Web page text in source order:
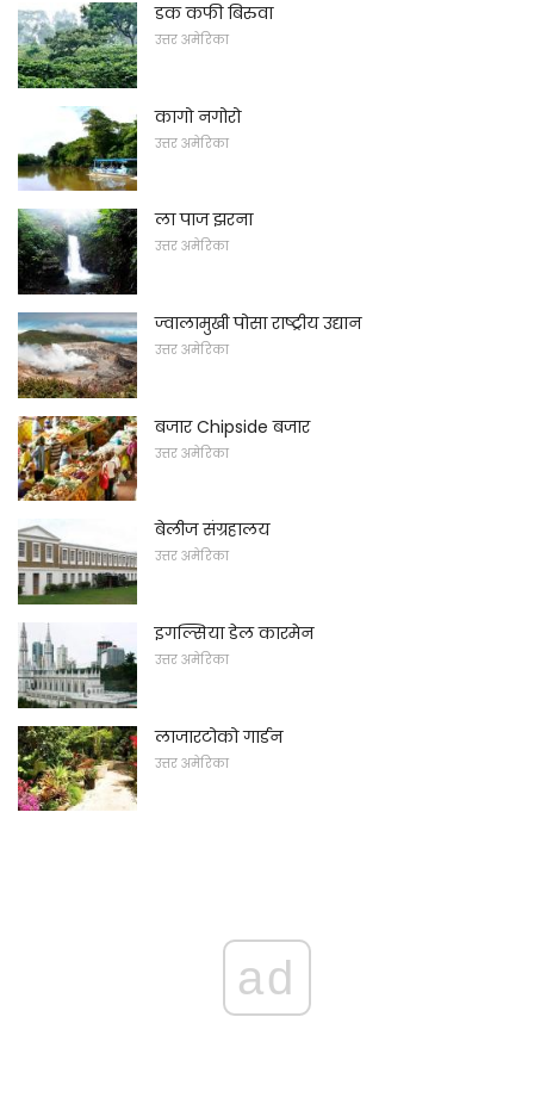
डक कफी बिरुवा
उत्तर अमेरिका
कागो नगोरो
उत्तर अमेरिका
ला पाज झरना
उत्तर अमेरिका
ज्वालामुखी पोसा राष्ट्रीय उद्यान
उत्तर अमेरिका
बजार Chipside बजार
उत्तर अमेरिका
बेलीज संग्रहालय
उत्तर अमेरिका
इगल्सिया डेल कारमेन
उत्तर अमेरिका
लाजारटोको गार्डन
उत्तर अमेरिका
ad